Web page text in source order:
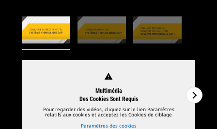
warning
Multimédia
Des Cookies Sont Requis
Pour regarder des vidéos, cliquez sur le lien Paramètres
relatifs aux cookies et acceptez les Cookies de ciblage
Paramètres des cookies